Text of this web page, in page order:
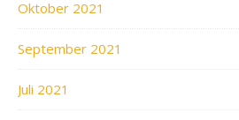
Oktober 2021
September 2021
Juli 2021